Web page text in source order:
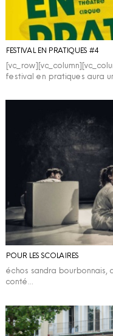
FESTIVAL EN PRATIQUES #4
festival en pratiques aura
POUR LES SCOLAIRES
échos sandra
conté…